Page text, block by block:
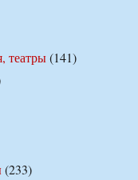
театры(141)
(233)